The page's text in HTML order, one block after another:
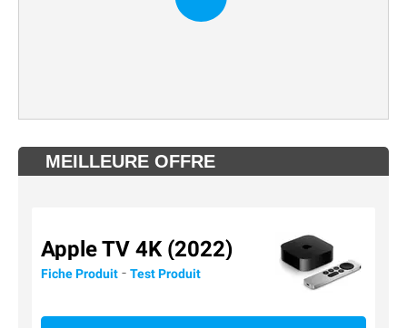
MEILLEURE OFFRE
Apple TV 4K (2022)
Fiche Produit - Test Produit